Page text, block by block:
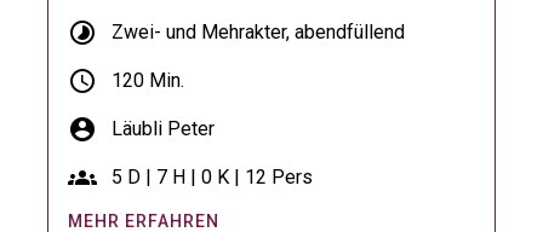
timelapse Zwei- und Mehrakter, abendfüllend
schedule 120 Min.
account_circle Läubli Peter
groups 5 D | 7 H | 0 K | 12 Pers
MEHR ERFAHREN